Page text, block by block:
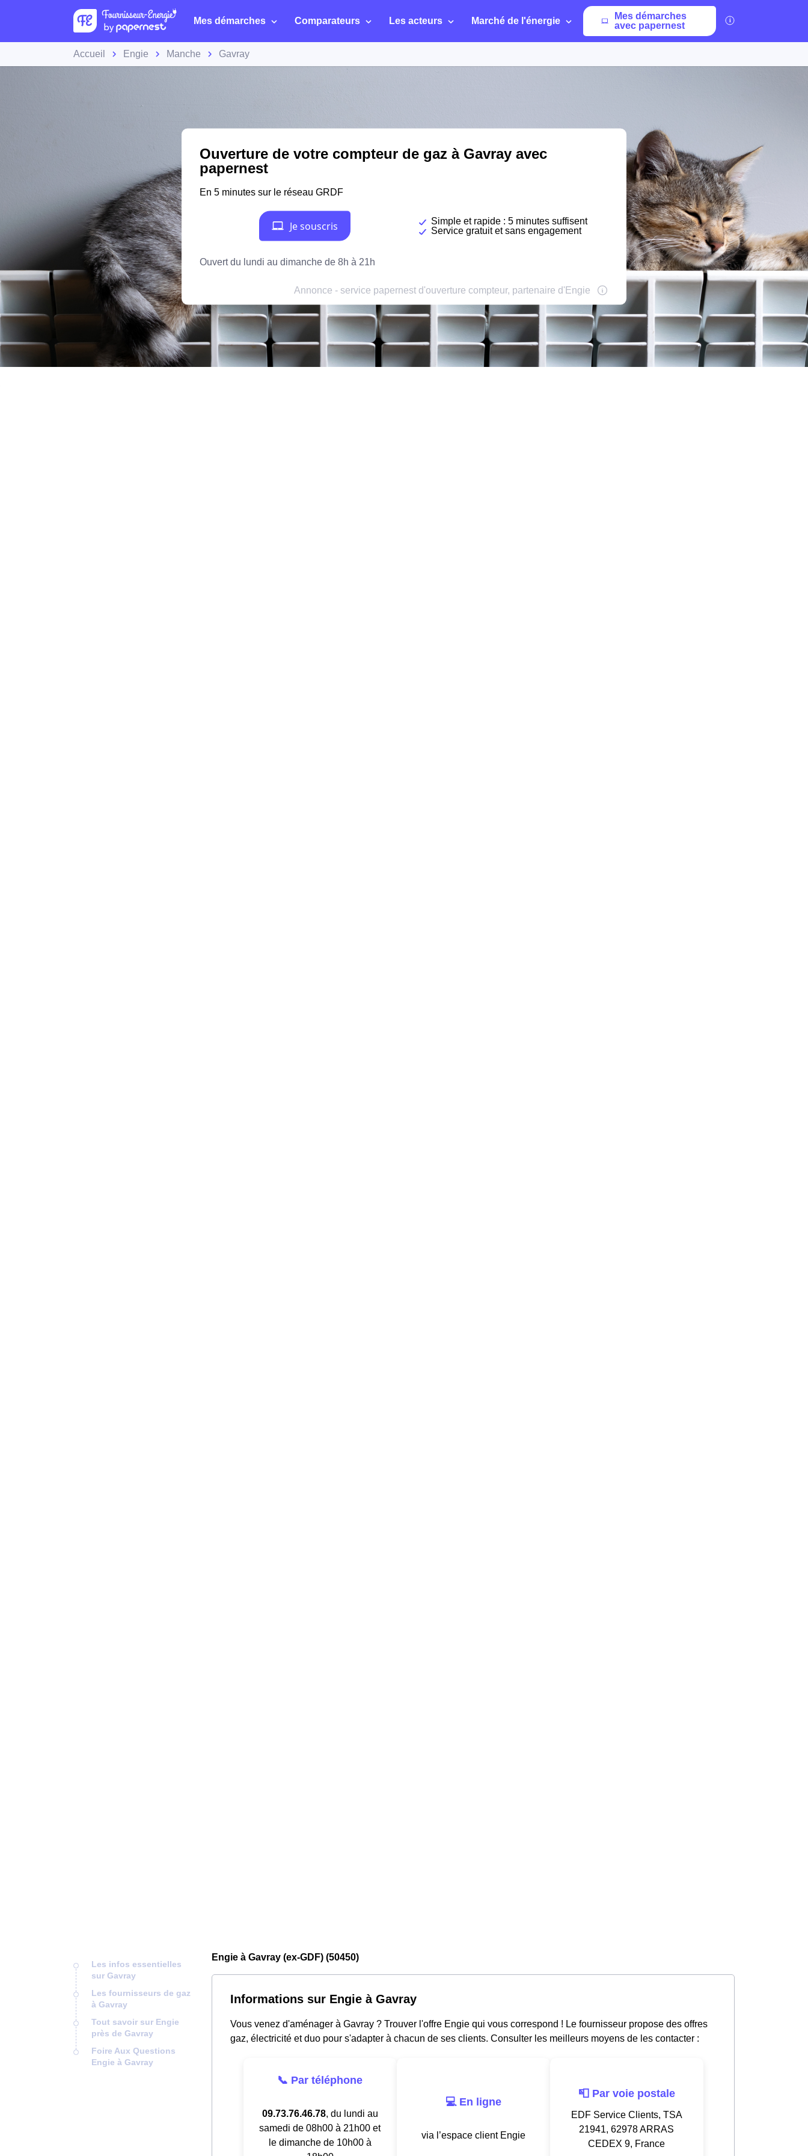
Mes démarches Comparateurs Les acteurs Marché de l'énergie
Mes démarches
avec papernest
Accueil Engie Manche Gavray
Les infos essentielles
sur Gavray
Les fournisseurs de gaz
à Gavray
Tout savoir sur Engie
près de Gavray
Foire Aux Questions
Engie à Gavray
Engie à Gavray (ex-GDF) (50450)
Informations sur Engie à Gavray
Vous venez d'aménager à Gavray ? Trouver l'offre Engie qui vous correspond ! Le fournisseur propose des offres
gaz, électricité et duo pour s'adapter à chacun de ses clients. Consulter les meilleurs moyens de les contacter :
📞 Par téléphone
09.73.76.46.78, du lundi au
samedi de 08h00 à 21h00 et
le dimanche de 10h00 à
💻 En ligne
via l’espace client Engie
📮 Par voie postale
EDF Service Clients, TSA
21941, 62978 ARRAS
CEDEX 9, France